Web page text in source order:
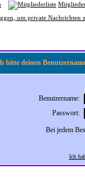
bitte deinen
Benutzername:
Passwort:
Bei jedem
Ich